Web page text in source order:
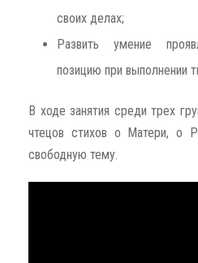
своих делах;
Развить умение
позицию при выполнении
В ходе занятия среди трех
чтецов стихов о Матери, о
свободную тему.